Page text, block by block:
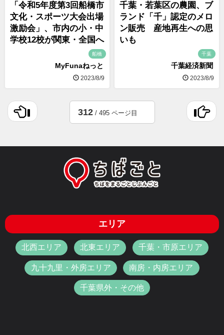
「令和5年度第3回船橋市
文化・スポーツ大会出場
激励会」、市内の小・中
学校12校が関東・全国へ
船橋
MyFunaねっと
2023/8/9
千葉・若葉区の農園、ブ
ランド「千」認定のメロ
ン販売 産地再生への思
いも
千葉
千葉経済新聞
2023/8/9
312/ 495 ページ目
エリア
北西エリア 北東エリア 千葉・市原エリア
九十九里・外房エリア 南房・内房エリア
千葉県外・その他